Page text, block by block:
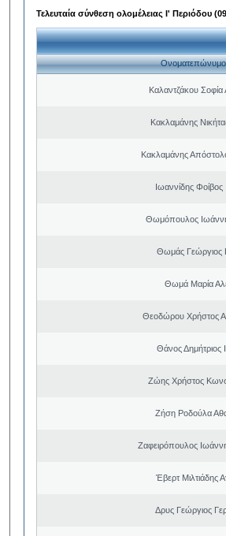
Τελευταία σύνθεση ολομέλειας Ι' Περιόδου
Ονοματεπώνυμο
Καλαντζάκου Σοφία
Κακλαμάνης
Κακλαμάνης
Ιωαννίδης
Θωμόπουλος
Θωμάς Γεώργιος
Θωμά Μαρία
Θεοδώρου Χρήστος
Θάνος Δημήτριος
Ζώης Χρήστος
Ζήση Ροδούλα
Ζαφειρόπουλος
Έβερτ Μιλτιάδης
Δρυς Γεώργιος